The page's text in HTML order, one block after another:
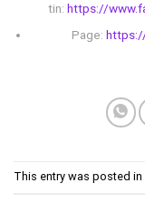
tin: https://
Page:
This entry was posted in